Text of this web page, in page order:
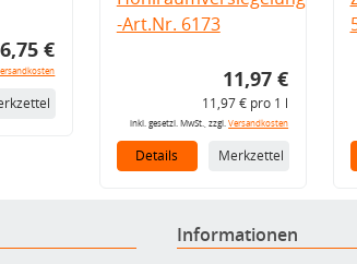
€
-Art.Nr. 6173
11,97 €
11,97 € pro 1 l
inkl. gesetzl. MwSt., zzgl.Versandkosten
Details Merkzettel
Informationen